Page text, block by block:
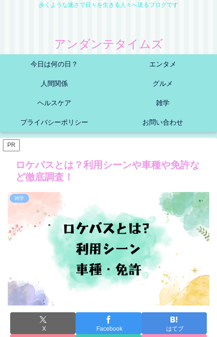
歩くような速さで日々を生きる人々へ送るブログです
アンダンテタイムズ
今日は何の日？ エンタメ
人間関係 グルメ
ヘルスケア 雑学
プライバシーポリシー お問い合わせ
PR
ロケバスとは？利用シーンや車種や免許な
ど徹底調査！
雑学
X Facebook はてブ